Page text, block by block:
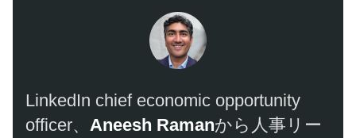
​​LinkedIn chief economic oppor​​tunity
officer、 Aneesh Ramanから人事リー